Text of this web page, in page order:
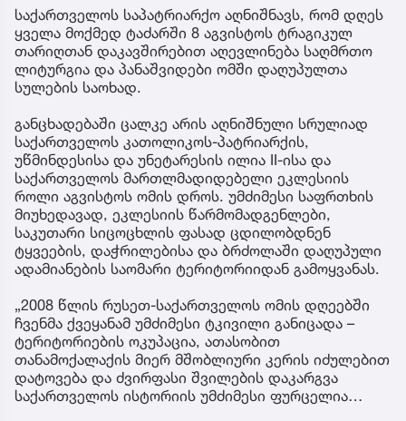
საქართველოს საპატრიარქო აღნიშნავს, რომ დღეს
ყველა მოქმედ ტაძარში 8 აგვისტოს ტრაგიკულ
თარიღთან დაკავშირებით აღევლინება საღმრთო
ლიტურგია და პანაშვიდები ომში დაღუპულთა
სულების საოხად.
განცხადებაში ცალკე არის აღნიშნული სრულიად
საქართველოს კათოლიკოს-პატრიარქის,
უწმინდესისა და უნეტარესის ილია II-ისა და
საქართველოს მართლმადიდებელი ეკლესიის
როლი აგვისტოს ომის დროს. უმძიმესი საფრთხის
მიუხედავად, ეკლესიის წარმომადგენლები,
საკუთარი სიცოცხლის ფასად ცდილობდნენ
ტყვეების, დაჭრილებისა და ბრძოლაში დაღუპული
ადამიანების საომარი ტერიტორიიდან გამოყვანას.
„2008 წლის რუსეთ-საქართველოს ომის დღეებში
ჩვენმა ქვეყანამ უმძიმესი ტკივილი განიცადა –
ტერიტორიების ოკუპაცია, ათასობით
თანამოქალაქის მიერ მშობლიური კერის იძულებით
დატოვება და ძვირფასი შვილების დაკარგვა
საქართველოს ისტორიის უმძიმესი ფურცელია…